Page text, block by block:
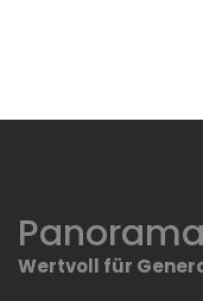
Wertvoll für